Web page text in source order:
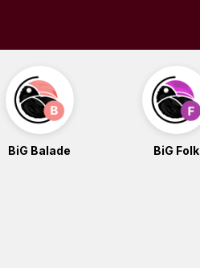
BiG Balade BiG Folk